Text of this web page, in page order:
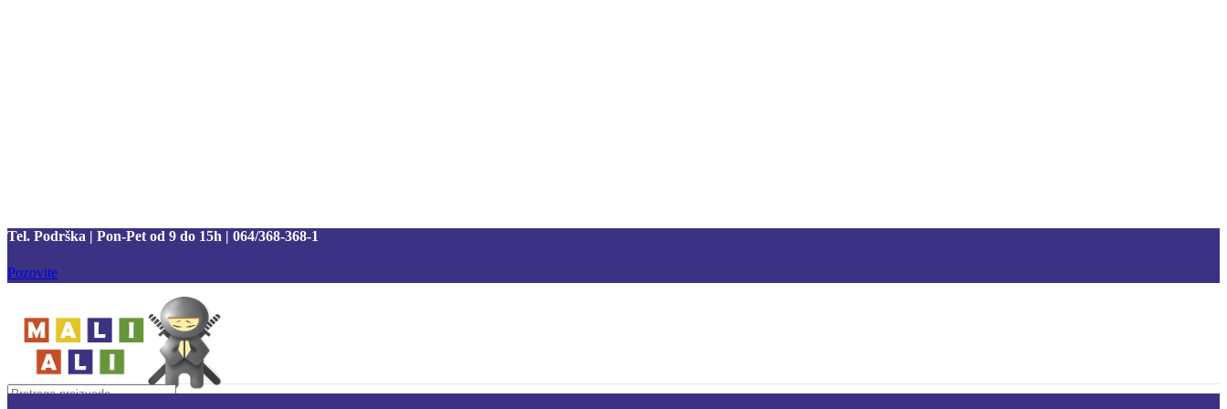
Tel. Podrška | Pon-Pet od 9 do 15h | 064/368-368-1
Pozovite
Tel. Podrška | Pon-Pet od 9 do 17h | 064/368-368-1